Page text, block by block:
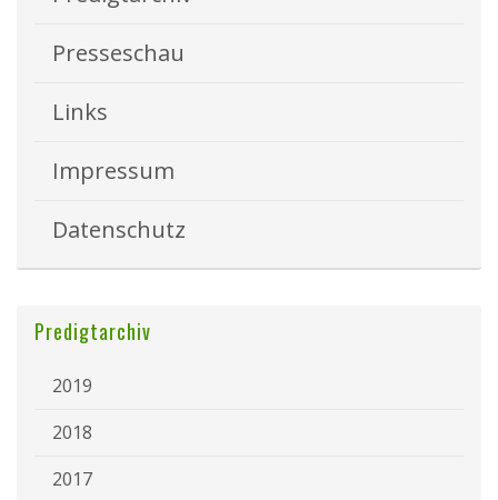
Presseschau
Links
Impressum
Datenschutz
Predigtarchiv
2019
2018
2017